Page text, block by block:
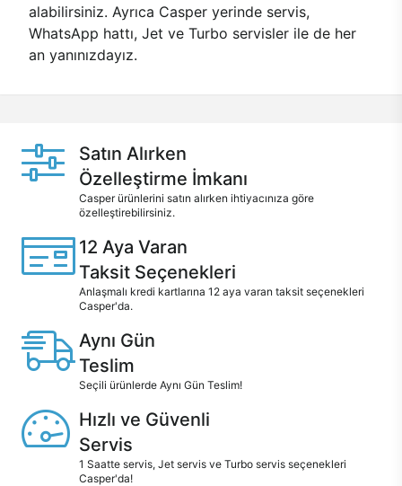
alabilirsiniz. Ayrıca Casper yerinde servis,
WhatsApp hattı, Jet ve Turbo servisler ile de her
an yanınızdayız.
Satın Alırken
Özelleştirme İmkanı
Casper ürünlerini satın alırken ihtiyacınıza göre
özelleştirebilirsiniz.
12 Aya Varan
Taksit Seçenekleri
Anlaşmalı kredi kartlarına 12 aya varan taksit seçenekleri
Casper'da.
Aynı Gün
Teslim
Seçili ürünlerde Aynı Gün Teslim!
Hızlı ve Güvenli
Servis
1 Saatte servis, Jet servis ve Turbo servis seçenekleri
Casper'da!